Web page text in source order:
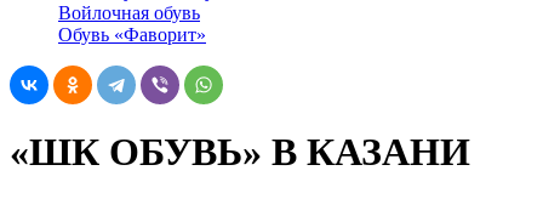
Войлочная обувь
Обувь «Фаворит»
«ШК ОБУВЬ» В КАЗАНИ